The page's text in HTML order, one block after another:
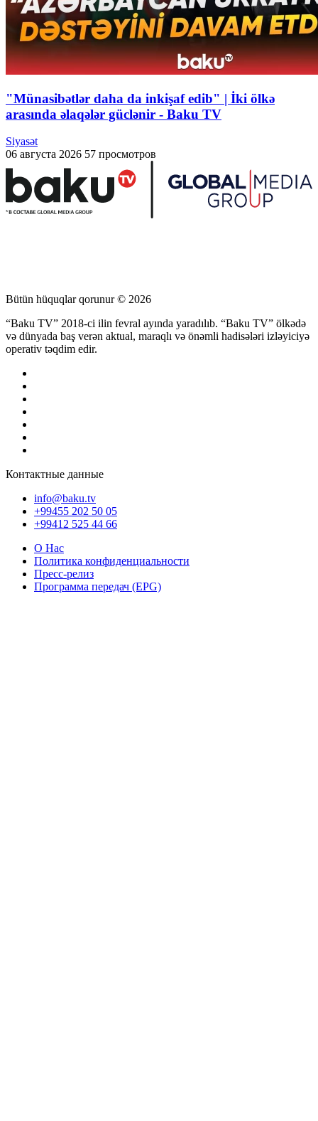
"Münasibətlər daha da inkişaf edib" | İki ölkə
arasında əlaqələr güclənir - Baku TV
Siyasət
06 августа 2026 57 просмотров
Bütün hüquqlar qorunur © 2026
“Baku TV” 2018-ci ilin fevral ayında yaradılıb. “Baku TV” ölkədə
və dünyada baş verən aktual, maraqlı və önəmli hadisələri izləyiciyə
operativ təqdim edir.
Контактные данные
info@baku.tv
+99455 202 50 05
+99412 525 44 66
О Нас
Политика конфиденциальности
Пресс-релиз
Программа передач (EPG)